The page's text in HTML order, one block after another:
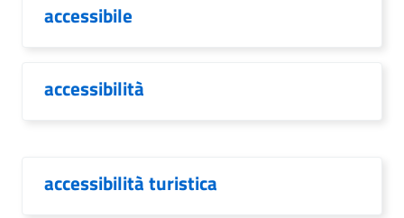
accessibile
accessibilità
accessibilità turistica